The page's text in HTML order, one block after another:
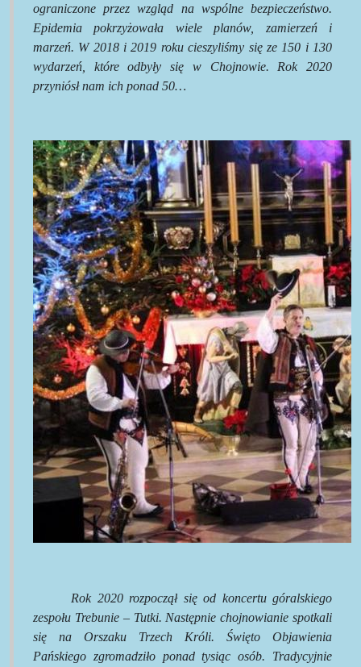
ograniczone przez wzgląd na wspólne bezpieczeństwo.
Epidemia pokrzyżowała wiele planów, zamierzeń i
marzeń. W 2018 i 2019 roku cieszyliśmy się ze 150 i 130
wydarzeń, które odbyły się w Chojnowie. Rok 2020
przyniósł nam ich ponad 50…
Rok 2020 rozpoczął się od koncertu góralskiego
zespołu Trebunie – Tutki. Następnie chojnowianie spotkali
się na Orszaku Trzech Króli. Święto Objawienia
Pańskiego zgromadziło ponad tysiąc osób. Tradycyjnie